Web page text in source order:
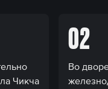
Чикча
02
Во